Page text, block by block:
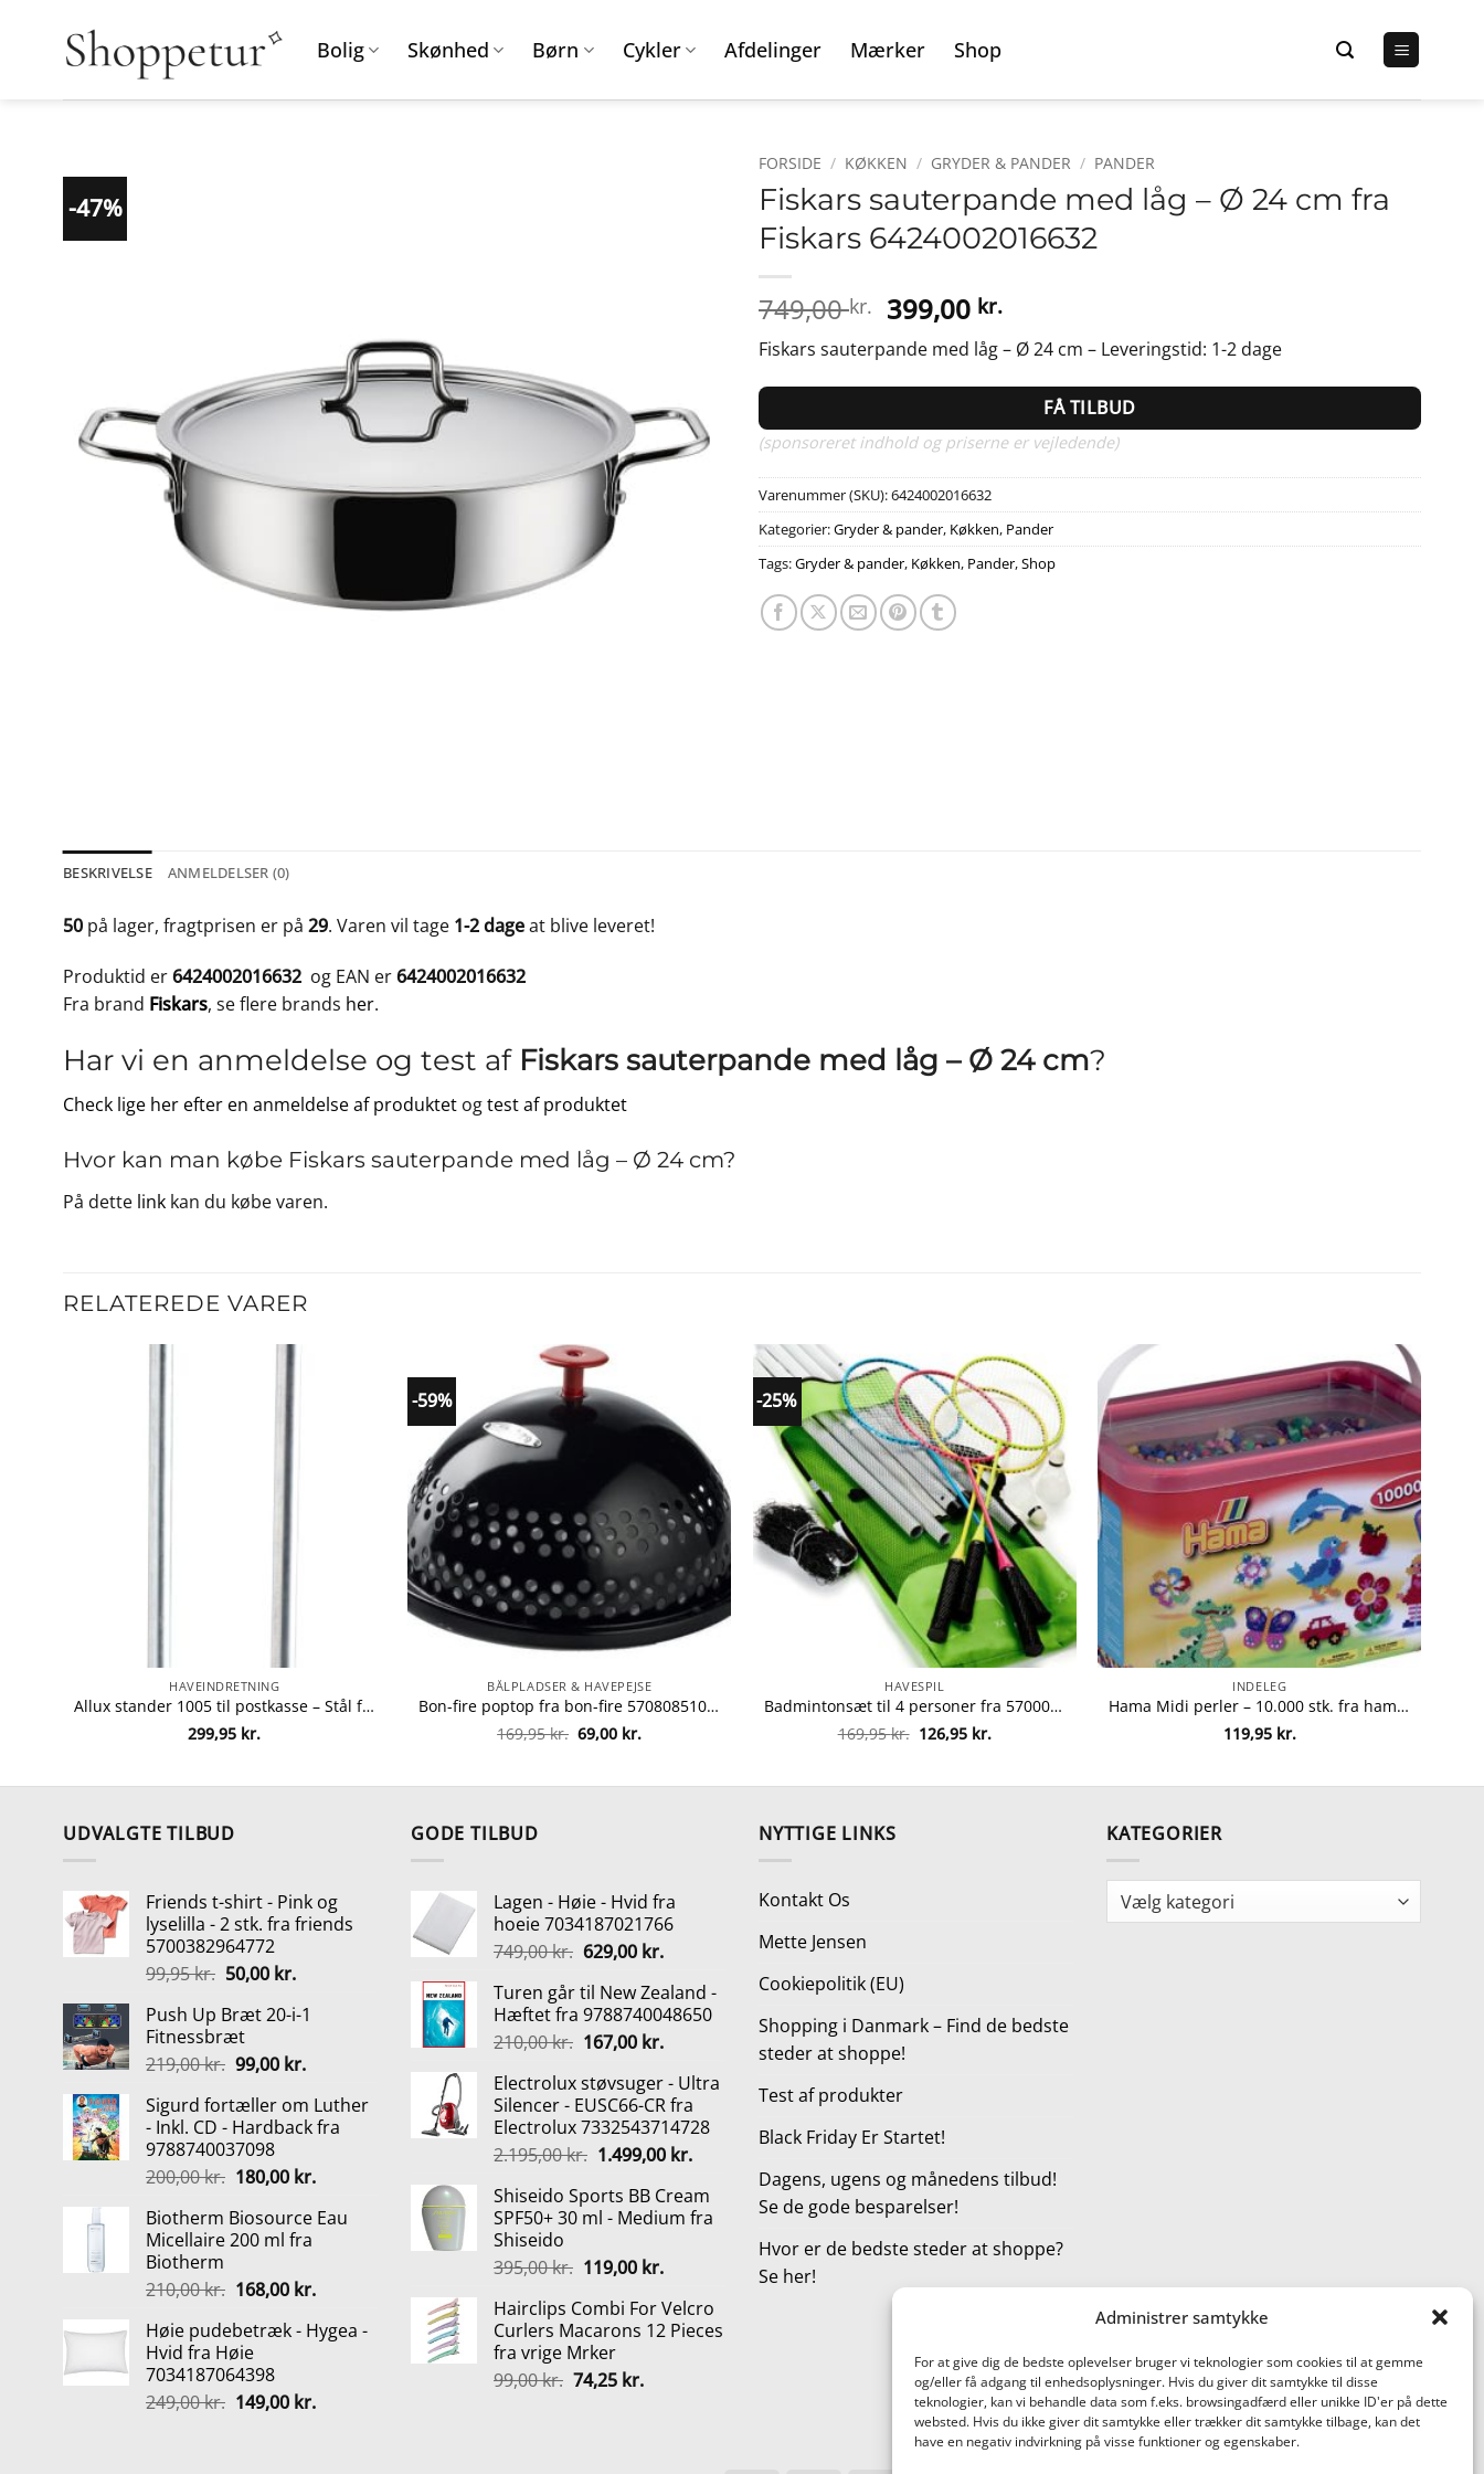
Administrer samtykke
For at give dig de bedste oplevelser bruger vi teknologier som cookies til at gemme
og/eller få adgang til enhedsoplysninger. Hvis du giver dit samtykke til disse
teknologier, kan vi behandle data som f.eks. browsingadfærd eller unikke ID'er på dette
websted. Hvis du ikke giver dit samtykke eller trækker dit samtykke tilbage, kan det
have en negativ indvirkning på visse funktioner og egenskaber.
Bolig Skønhed Børn Cykler Afdelinger Mærker Shop
-47%
FORSIDE / KØKKEN / GRYDER & PANDER / PANDER
Fiskars sauterpande med låg – Ø 24 cm fra
Fiskars 6424002016632
749,00kr. Den
oprindelige
pris
var:
399,00 kr.Den
aktuelle
pris
er:
399,00 kr..
Fiskars sauterpande med låg – Ø 24 cm – Leveringstid: 1-2 dage
FÅ TILBUD
(sponsoreret indhold og priserne er vejledende)
Varenummer (SKU):6424002016632
Kategorier:Gryder & pander, Køkken, Pander
Tags:Gryder & pander, Køkken, Pander,Shop
BESKRIVELSE ANMELDELSER (0)
50 på lager, fragtprisen er på 29. Varen vil tage 1-2 dageat blive leveret!
Produktid er6424002016632 og EAN er6424002016632
Fra brand Fiskars, se flere brands her.
Har vi en anmeldelse og test af Fiskars sauterpande med låg – Ø 24 cm?
Check lige her efter en anmeldelse af produktet ogtest af produktet
Hvor kan man købe Fiskars sauterpande med låg – Ø 24 cm?
På dette link kan du købe varen.
RELATEREDE VARER
HAVEINDRETNING
Allux stander 1005 til postkasse – Stål fra allux 5709975100511
299,95 kr.
-59%
BÅLPLADSER & HAVEPEJSE
Bon-fire poptop fra bon-fire 5708085100183
169,95kr. Den
oprindelige
69,00 kr.
-25%
HAVESPIL
Badmintonsæt til 4 personer fra 5700009322503
169,95kr. Den
oprindelige
126,95 kr.Den
INDELEG
Hama Midi perler – 10.000 stk. fra hama 28178202002
119,95 kr.
UDVALGTE TILBUD
Friends t-shirt - Pink og
lyselilla - 2 stk. fra friends
5700382964772
99,95kr. Den
pris
var:
99,95 kr..
50,00 kr.Den
pris
50,00 kr..
Push Up Bræt 20-i-1
Fitnessbræt
219,00kr. Den
pris
var:
219,00 kr..
99,00 kr.Den
pris
er:
Sigurd fortæller om Luther
- Inkl. CD - Hardback fra
9788740037098
200,00kr. Den
pris
var:
180,00 kr.Den
pris
Biotherm Biosource Eau
Micellaire 200 ml fra
Biotherm
210,00kr. Den
pris
var:
210,00 kr..
168,00 kr.Den
pris
Høie pudebetræk - Hygea -
Hvid fra Høie
7034187064398
249,00kr. Den
149,00 kr.Den
GODE TILBUD
Lagen - Høie - Hvid fra
hoeie 7034187021766
749,00kr. Den
pris
var:
749,00 kr..
629,00 kr.Den
pris
er:
629,00 kr..
Turen går til New Zealand -
Hæftet fra 9788740048650
210,00kr. Den
pris
var:
210,00 kr..
167,00 kr.Den
pris
er:
167,00 kr..
Electrolux støvsuger - Ultra
Silencer - EUSC66-CR fra
Electrolux 7332543714728
2.195,00kr. Den
pris
var:
1.499,00 kr.Den
pris
er:
1.499,00 kr..
Shiseido Sports BB Cream
SPF50+ 30 ml - Medium fra
Shiseido
395,00kr. Den
pris
var:
395,00 kr..
119,00 kr.Den
pris
er:
Hairclips Combi For Velcro
Curlers Macarons 12 Pieces
fra vrige Mrker
99,00kr. Den
74,25 kr.Den
NYTTIGE LINKS
Kontakt Os
Mette Jensen
Cookiepolitik (EU)
Shopping i Danmark – Find de bedste
steder at shoppe!
Test af produkter
Black Friday Er Startet!
Dagens, ugens og månedens tilbud!
Se de gode besparelser!
Hvor er de bedste steder at shoppe?
Se her!
KATEGORIER
Kategorier